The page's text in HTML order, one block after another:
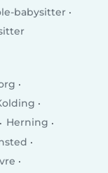
babysitter
Herning